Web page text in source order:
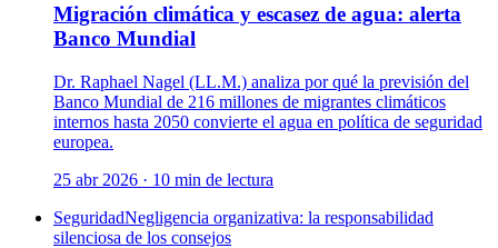
Migración climática y escasez de agua: alerta
Banco Mundial
Dr. Raphael Nagel (LL.M.) analiza por qué la previsión del
Banco Mundial de 216 millones de migrantes climáticos
internos hasta 2050 convierte el agua en política de seguridad
europea.
25 abr 2026 · 10 min de lectura
SeguridadNegligencia organizativa: la responsabilidad
silenciosa de los consejos